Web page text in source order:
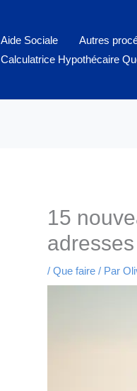
Aide Sociale Autres
Calculatrice Hypothécaire
15
/Que faire / Par